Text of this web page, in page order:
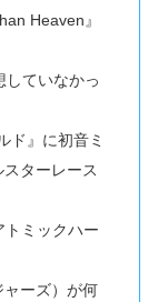
Heaven』
していなかっ
ド』に初音ミ
ターレース
トミックハー
ャーズ）が何